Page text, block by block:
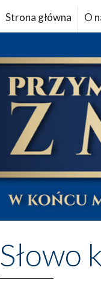
Strona główna O
Słowo